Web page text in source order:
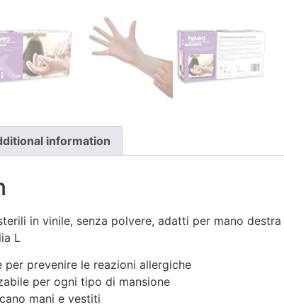
information
in vinile, senza polvere, adatti per mano
L
prevenire le reazioni allergiche
per ogni tipo di mansione
mani e vestiti